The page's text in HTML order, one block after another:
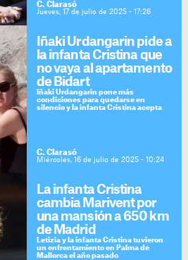
C. Clarasó
Jueves, 17 de julio de 2025 - 17:26
Iñaki Urdangarin pide a
la infanta Cristina que
no vaya al apartamento
de Bidart
Iñaki Urdangarin pone más
condiciones para quedarse en
silencio y la infanta Cristina acepta
C. Clarasó
Miércoles, 16 de julio de 2025 - 10:24
La infanta Cristina
cambia Marivent por
una mansión a 650 km
de Madrid
Letizia y la infanta Cristina tuvieron
un enfrentamiento en Palma de
Mallorca el año pasado